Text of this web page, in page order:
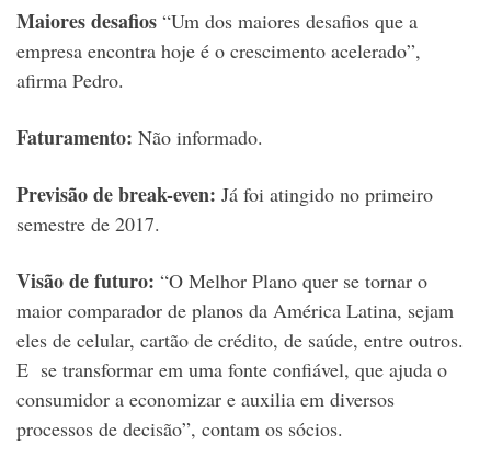
Maiores desafios “Um dos maiores desafios que a
empresa encontra hoje é o crescimento acelerado”,
afirma Pedro.
Faturamento: Não informado.
Previsão de break-even: Já foi atingido no primeiro
semestre de 2017.
Visão de futuro: “O Melhor Plano quer se tornar o
maior comparador de planos da América Latina, sejam
eles de celular, cartão de crédito, de saúde, entre outros.
E se transformar em uma fonte confiável, que ajuda o
consumidor a economizar e auxilia em diversos
processos de decisão”, contam os sócios.